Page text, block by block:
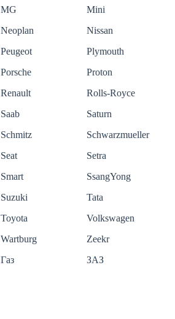
MG
Mini
Neoplan
Nissan
Peugeot
Plymouth
Porsche
Proton
Renault
Rolls-Royce
Saab
Saturn
Schmitz
Schwarzmueller
Seat
Setra
Smart
SsangYong
Suzuki
Tata
Toyota
Volkswagen
Wartburg
Zeekr
Газ
ЗАЗ